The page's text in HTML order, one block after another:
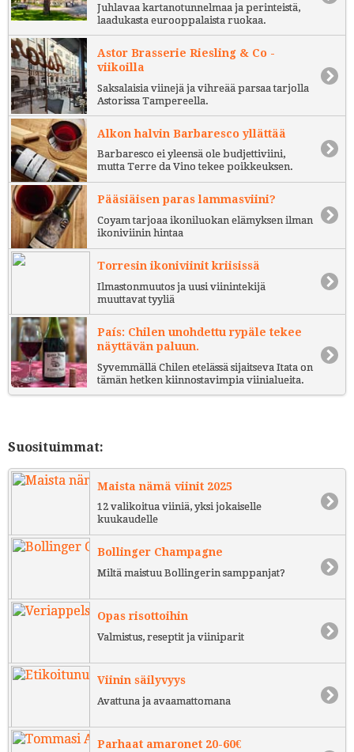
Juhlavaa kartanotunnelmaa ja perinteistä,
laadukasta eurooppalaista ruokaa.
Astor Brasserie Riesling & Co -
viikoilla
Saksalaisia viinejä ja vihreää parsaa tarjolla
Astorissa Tampereella.
Alkon halvin Barbaresco yllättää
Barbaresco ei yleensä ole budjettiviini,
mutta Terre da Vino tekee poikkeuksen.
Pääsiäisen paras lammasviini?
Coyam tarjoaa ikoniluokan elämyksen ilman
ikoniviinin hintaa
Torresin ikoniviinit kriisissä
Ilmastonmuutos ja uusi viinintekijä
muuttavat tyyliä
País: Chilen unohdettu rypäle tekee
näyttävän paluun.
Syvemmällä Chilen etelässä sijaitseva Itata on
tämän hetken kiinnostavimpia viinialueita.
Suosituimmat:
Maista nämä viinit 2025
12 valikoitua viiniä, yksi jokaiselle
kuukaudelle
Bollinger Champagne
Miltä maistuu Bollingerin samppanjat?
Opas risottoihin
Valmistus, reseptit ja viiniparit
Viinin säilyvyys
Avattuna ja avaamattomana
Parhaat amaronet 20-60€